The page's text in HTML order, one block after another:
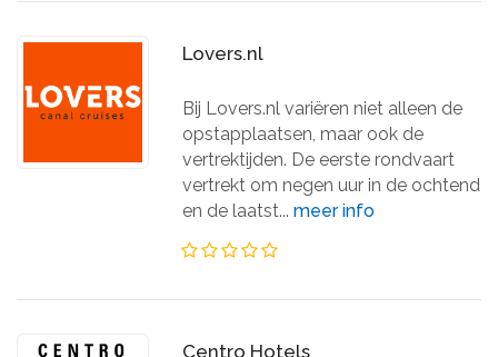
Lovers.nl
Bij Lovers.nl variëren niet alleen de
opstapplaatsen, maar ook de
vertrektijden. De eerste rondvaart
vertrekt om negen uur in de ochtend
en de laatst...meer info
Centro Hotels